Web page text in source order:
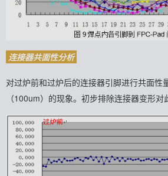
连接器共面性分析
对过炉前和过炉后的连接器引脚进行共面性
（100um）的现象。 初步排除连接器变形对